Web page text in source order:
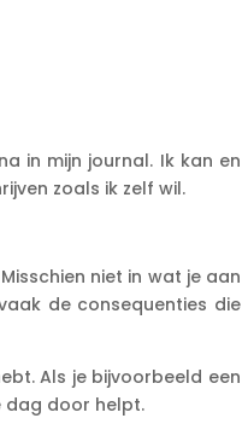
in mijn journal. Ik kan en
zoals ik zelf wil.
niet in wat je aan
de consequenties die
Als je bijvoorbeeld een
dag door helpt.